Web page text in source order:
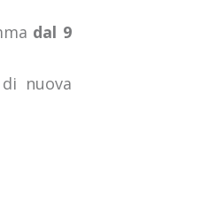
dal 9
nuova